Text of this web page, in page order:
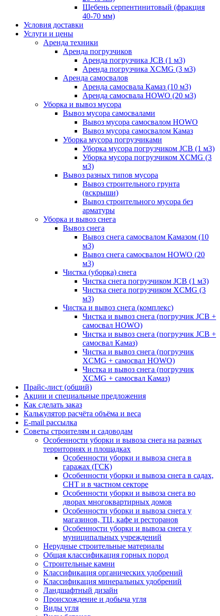
Щебень серпентинитовый (фракция
40-70 мм)
Условия доставки
Услуги и цены
Аренда техники
Аренда погрузчиков
Аренда погрузчика JCB (1 м3)
Аренда погрузчика XCMG (3 м3)
Аренда самосвалов
Аренда самосвала Камаз (10 м3)
Аренда самосвала HOWO (20 м3)
Уборка и вывоз мусора
Вывоз мусора самосвалами
Вывоз мусора самосвалом HOWO
Вывоз мусора самосвалом Камаз
Уборка мусора погрузчиками
Уборка мусора погрузчиком JCB (1 м3)
Уборка мусора погрузчиком XCMG (3
м3)
Вывоз разных типов мусора
Вывоз строительного грунта
(вскрыши)
Вывоз строительного мусора без
арматуры
Уборка и вывоз снега
Вывоз снега
Вывоз снега самосвалом Камазом (10
м3)
Вывоз снега самосвалом HOWO (20
м3)
Чистка (уборка) снега
Чистка снега погрузчиком JCB (1 м3)
Чистка снега погрузчиком XCMG (3
м3)
Чистка и вывоз снега (комплекс)
Чистка и вывоз снега (погрузчик JCB +
самосвал HOWO)
Чистка и вывоз снега (погрузчик JCB +
самосвал Камаз)
Чистка и вывоз снега (погрузчик
XCMG + самосвал HOWO)
Чистка и вывоз снега (погрузчик
XCMG + самосвал Камаз)
Прайс-лист (общий)
Акции и специальные предложения
Как сделать заказ
Калькулятор расчёта объёма и веса
E-mail рассылка
Советы строителям и садоводам
Особенности уборки и вывоза снега на разных
территориях и площадках
Особенности уборки и вывоза снега в
гаражах (ГСК)
Особенности уборки и вывоза снега в садах,
СНТ и в частном секторе
Особенности уборки и вывоза снега во
дворах многоквартирных домов
Особенности уборки и вывоза снега у
магазинов, ТЦ, кафе и ресторанов
Особенности уборки и вывоза снега у
муниципальных учреждений
Нерудные строительные материалы
Общая классификация горных пород
Строительные камни
Классификация органических удобрений
Классификация минеральных удобрений
Ландшафтный дизайн
Происхождение и добыча угля
Виды угля